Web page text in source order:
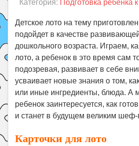
Праздники
Психология
Летом!
Поиск
Категория: Подготовка ребенка
Детское лото на тему
подойдет в качестве
дошкольного возраста. Играем,
лото, а ребенок в это время сам
подозревая, развивает в себе
усваивает новые знания о том,
или иные ингредиенты, блюда. А
ребенок заинтересуется, как
и станет в будущем великим
Карточки для лото